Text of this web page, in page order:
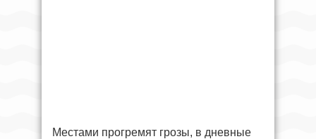
Местами прогремят грозы, в дневные